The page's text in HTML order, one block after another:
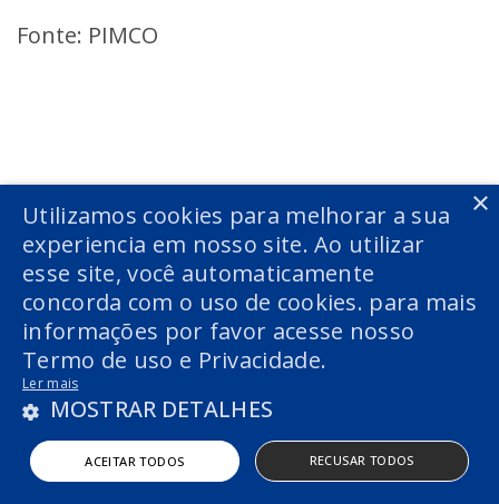
Fonte: PIMCO
Voltar
×
Utilizamos cookies para melhorar a sua
experiencia em nosso site. Ao utilizar
esse site, você automaticamente
concorda com o uso de cookies. para mais
informações por favor acesse nosso
Termo de uso e Privacidade.
Ler mais
MOSTRAR DETALHES
ACEITAR TODOS RECUSAR TODOS